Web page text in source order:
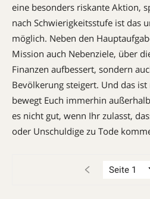
eine besonders riskante Ak­tion,
nach Schwierigkeitsstufe ist das
möglich. Neben den
Mission auch Nebenziele, über
Finanzen aufbessert, sondern
Bevölkerung steigert. Und das
bewegt Euch immerhin
es nicht gut, wenn Ihr zulasst,
oder Unschuldige zu Tode